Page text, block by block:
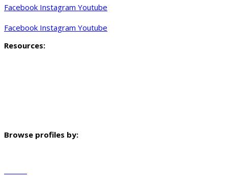
Facebook Instagram Youtube
Facebook Instagram Youtube
Resources:
Browse profiles by: